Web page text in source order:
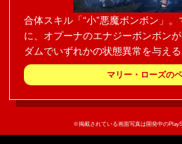
合体スキル「“小”悪魔ボンボン」
に、オプーナのエナジーボンボン
ダムでいずれかの状態異常を与える
マリー・ローズの
※掲載されている画面写真は開発中の